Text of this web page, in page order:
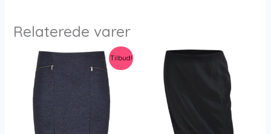
Relaterede varer
Tilbud!